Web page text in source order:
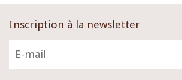
Inscription à la newsletter